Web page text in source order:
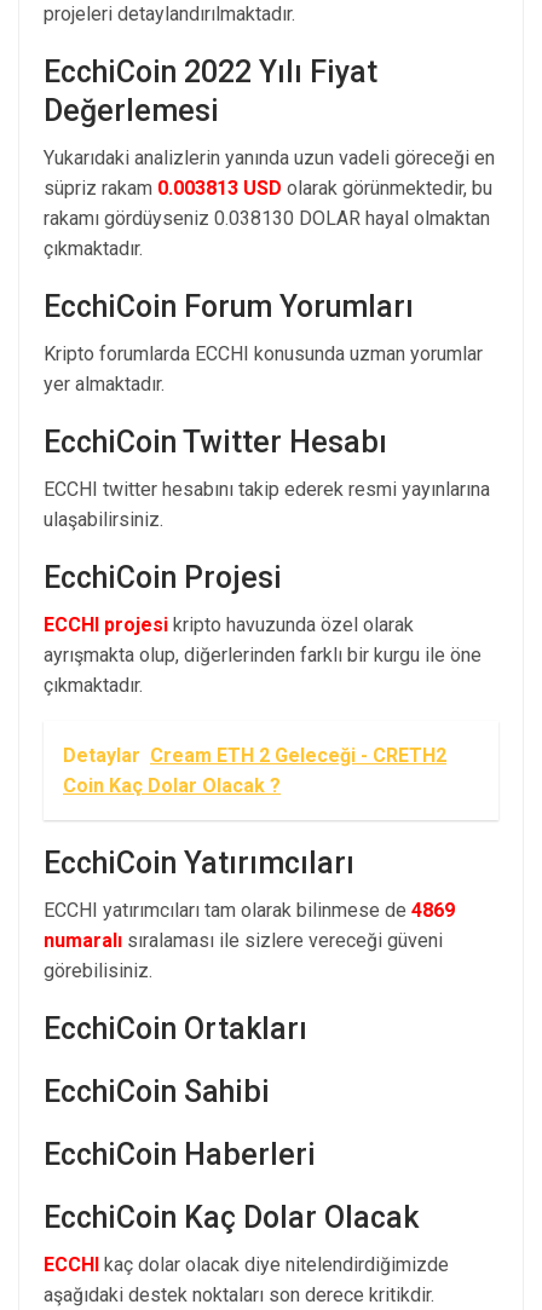
projeleri detaylandırılmaktadır.
EcchiCoin 2022 Yılı Fiyat
Değerlemesi
Yukarıdaki analizlerin yanında uzun vadeli göreceği en
süpriz rakam 0.003813 USD olarak görünmektedir, bu
rakamı gördüyseniz 0.038130 DOLAR hayal olmaktan
çıkmaktadır.
EcchiCoin Forum Yorumları
Kripto forumlarda ECCHI konusunda uzman yorumlar
yer almaktadır.
EcchiCoin Twitter Hesabı
ECCHI twitter hesabını takip ederek resmi yayınlarına
ulaşabilirsiniz.
EcchiCoin Projesi
ECCHI projesi kripto havuzunda özel olarak
ayrışmakta olup, diğerlerinden farklı bir kurgu ile öne
çıkmaktadır.
Detaylar Cream ETH 2 Geleceği - CRETH2
Coin Kaç Dolar Olacak ?
EcchiCoin Yatırımcıları
ECCHI yatırımcıları tam olarak bilinmese de 4869
numaralı sıralaması ile sizlere vereceği güveni
görebilisiniz.
EcchiCoin Ortakları
EcchiCoin Sahibi
EcchiCoin Haberleri
EcchiCoin Kaç Dolar Olacak
ECCHI kaç dolar olacak diye nitelendirdiğimizde
aşağıdaki destek noktaları son derece kritikdir.